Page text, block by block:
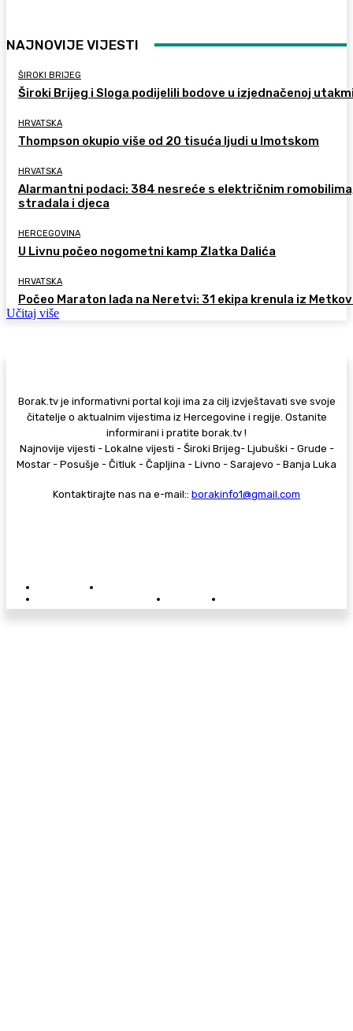
NAJNOVIJE VIJESTI
ŠIROKI BRIJEG
Široki Brijeg i Sloga podijelili bodove u izjednačenoj
HRVATSKA
Thompson okupio više od 20 tisuća ljudi u Imotskom
HRVATSKA
Alarmantni podaci: 384 nesreće s električnim
stradala i djeca
HERCEGOVINA
U Livnu počeo nogometni kamp Zlatka Dalića
HRVATSKA
Počeo Maraton lađa na Neretvi: 31 ekipa krenula iz
Učitaj više
Borak.tv je informativni portal koji ima za cilj izvještavati sve svoje
čitatelje o aktualnim vijestima iz Hercegovine i regije. Ostanite
informirani i pratite borak.tv !
Najnovije vijesti - Lokalne vijesti - Široki Brijeg- Ljubuški - Grude -
Mostar - Posušje - Čitluk - Čapljina - Livno - Sarajevo - Banja Luka
Kontaktirajte nas na e-mail:: borakinfo1@gmail.com